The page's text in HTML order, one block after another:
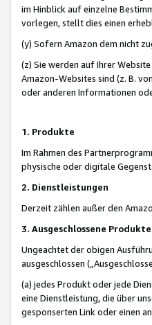
im Hinblick auf einzelne
vorlegen, stellt dies einen
(y) Sofern Amazon dem nicht
(z) Sie werden auf Ihrer
Amazon-Websites sind (z. B.
oder anderen Informationen
1. Produkte
Im Rahmen des
physische oder digitale
2. Dienstleistungen
Derzeit zählen außer den
3. Ausgeschlossene Produkte
Ungeachtet der obigen
ausgeschlossen
(a) jedes Produkt oder jede
eine Dienstleistung, die über
gesponserten Link oder einen